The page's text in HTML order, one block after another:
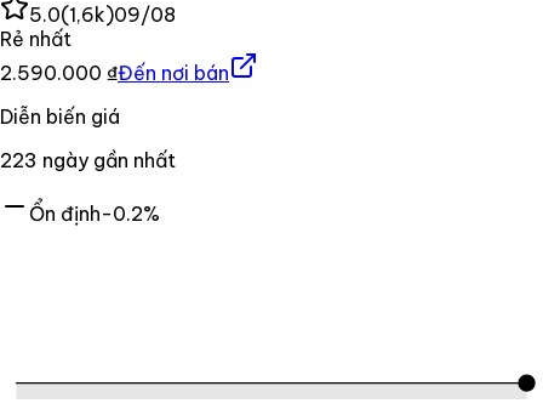
5.0(1,6k)09/08
Rẻ nhất
2.590.000 ₫Đến nơi bán
Diễn biến giá
223 ngày gần nhất
Ổn định-0.2%